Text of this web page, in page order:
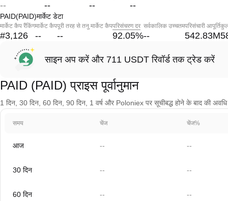
-- -- -- --
PAID(PAID)मार्केट डेटा
मार्केट कैप रैंकिंग
#3,126
मार्केट कैप
--
पूरी तरह से तनु मार्केट कैप
--
परिसंचरण दर
92.05%
सर्वकालिक उच्चतम
--
परिसंचारी आपूर्ति
542.83M
कुल
साइन अप करें और 711 USDT रिवॉर्ड तक ट्रेड करें
PAID (PAID) प्राइस पूर्वानुमान
1 दिन, 30 दिन, 60 दिन, 90 दिन, 1 वर्ष और Poloniex पर सूचीबद्ध होने के बाद की
समय चेंज चेंज%
आज -- --
30 दिन -- --
60 दिन -- --